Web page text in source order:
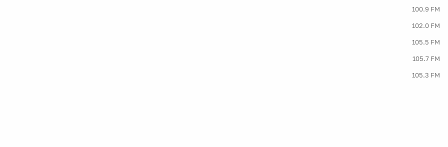
100.9 FM
102.0 FM
105.5 FM
105.7 FM
105.3 FM